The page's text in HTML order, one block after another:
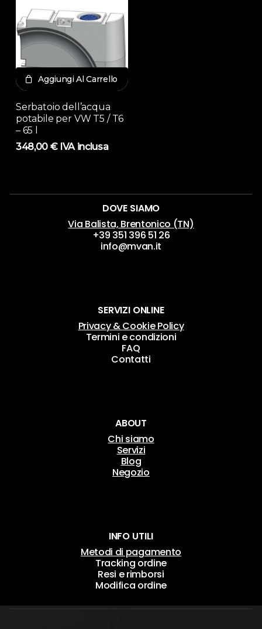
Aggiungi Al Carrello
Serbatoio dell’acqua
potabile per VW T5 / T6
– 65 l
348,00 € IVA inclusa
DOVE SIAMO
Via Balista, Brentonico (TN)
+39 351 396 51 26
info@mvan.it
SERVIZI ONLINE
Privacy & Cookie Policy
Termini e condizioni
FAQ
Contatti
ABOUT
Chi siamo
Servizi
Blog
Negozio
INFO UTILI
Metodi di pagamento
Tracking ordine
Resi e rimborsi
Modifica ordine